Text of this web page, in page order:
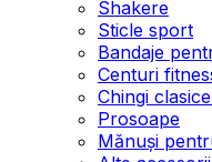
Shakere
Sticle sport
Bandaje
Centuri
Chingi
Prosoape
Mănuși